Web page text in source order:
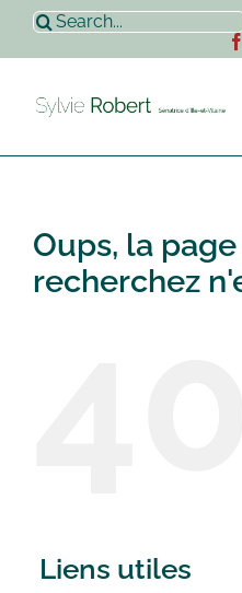
Passer
contenu
Rechercher:
Sylvie Robert
Oups, la
recherchez
Liens utiles